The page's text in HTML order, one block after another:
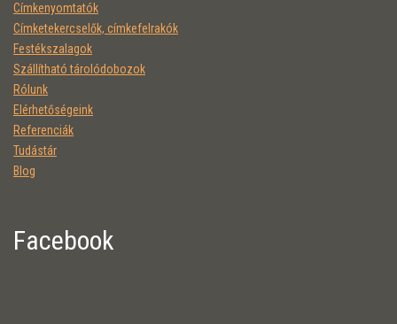
Címkenyomtatók
Címketekercselők, címkefelrakók
Festékszalagok
Szállítható tárolódobozok
Rólunk
Elérhetőségeink
Referenciák
Tudástár
Blog
Facebook